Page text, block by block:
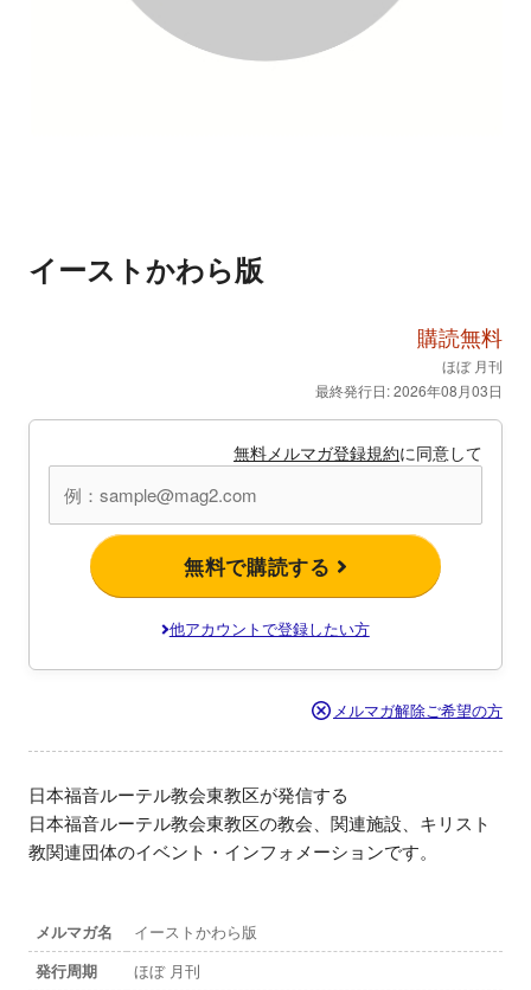
イーストかわら版
購読無料
ほぼ 月刊
最終発行日: 2026年08月03日
無料メルマガ登録規約に同意して
無料で購読する
他アカウントで登録したい方
メルマガ解除ご希望の方
日本福音ルーテル教会東教区が発信する
日本福音ルーテル教会東教区の教会、関連施設、キリスト
教関連団体のイベント・インフォメーションです。
メルマガ名
イーストかわら版
発行周期
ほぼ 月刊